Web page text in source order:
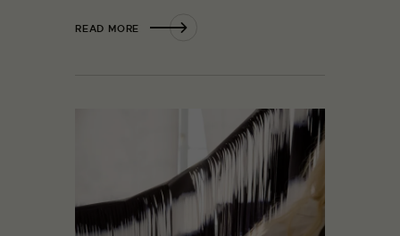
READ MORE